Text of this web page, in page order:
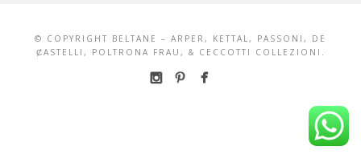
© COPYRIGHT BELTANE – ARPER, KETTAL, PASSONI, DE
ȻASTELLI, POLTRONA FRAU, & CECCOTTI COLLEZIONI.